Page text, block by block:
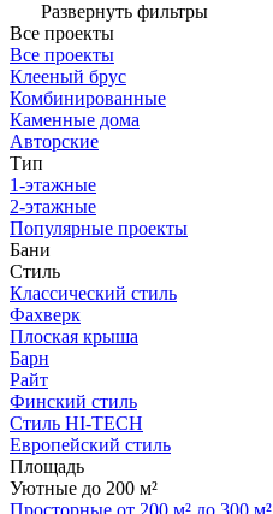
Развернуть фильтры
Все проекты
Все проекты
Клееный брус
Комбинированные
Каменные дома
Авторские
Тип
1-этажные
2-этажные
Популярные проекты
Бани
Стиль
Классический стиль
Фахверк
Плоская крыша
Барн
Райт
Финский стиль
Стиль HI-TECH
Европейский стиль
Площадь
Уютные до 200 м²